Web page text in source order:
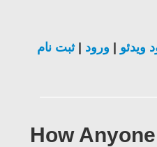
ویدئو ورود |ثبت نام
How